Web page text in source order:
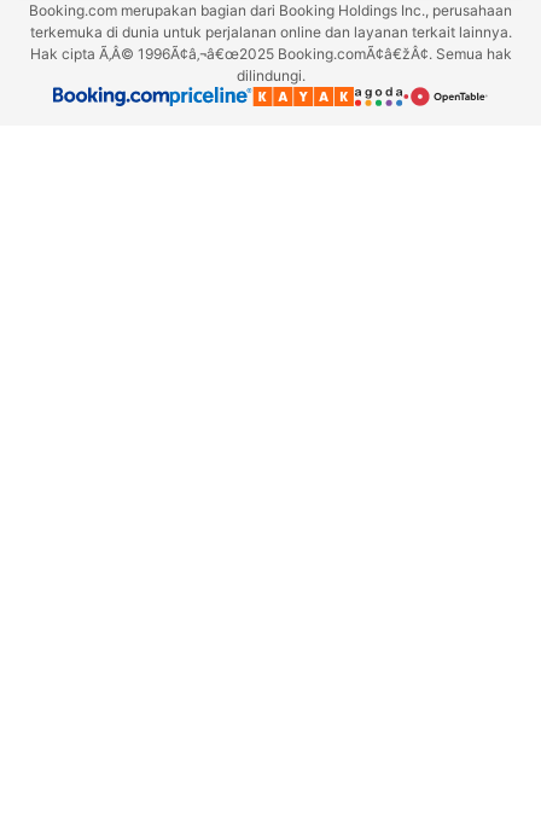
Booking.com merupakan bagian dari Booking Holdings Inc., perusahaan
terkemuka di dunia untuk perjalanan online dan layanan terkait lainnya.
Hak cipta Ã‚Â© 1996Ã¢â‚¬â€œ2025 Booking.comÃ¢â€žÂ¢. Semua hak
dilindungi.